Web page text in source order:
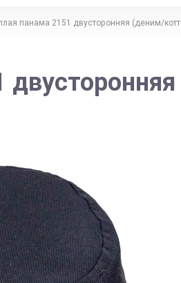
панама 2151 двусторонняя (деним/